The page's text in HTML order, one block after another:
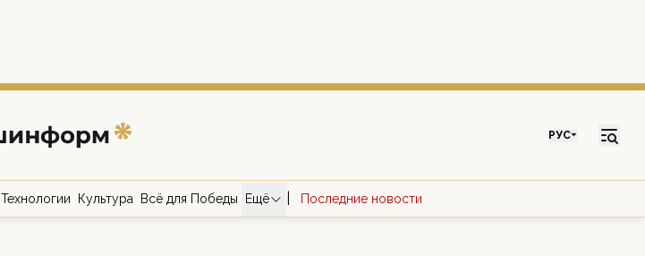
РУС
Технологии Культура Всё для Победы Ещё Последние новости